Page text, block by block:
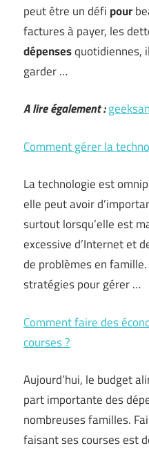
peut être un défi pour
factures à payer, les
dépensesquotidiennes,
garder …
A lire également :
Comment gérer la
La technologie est
elle peut avoir
surtout lorsqu’elle est
excessive d’Internet et
de problèmes en
stratégies pour gérer …
Comment faire des
courses ?
Aujourd’hui, le budget
part importante des
nombreuses familles.
faisant ses courses est